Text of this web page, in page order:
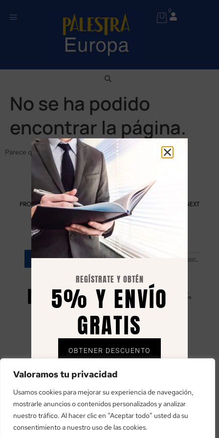
Valoramos tu privacidad
Usamos cookies para mejorar su experiencia de navegación,
mostrarle anuncios o contenidos personalizados y analizar
nuestro tráfico. Al hacer clic en “Aceptar todo” usted da su
consentimiento a nuestro uso de las cookies.
0
No se ha podido
encontrar la página.
Parece que no se ha encontrado nada en esta ubicación.
PROGRAMA KIT DIGITAL FINANCIADO POR LOS FONDOS NEXT
GENERATION DEL MECANISMO DE RECUPERACIÓN Y
RESILIENCIA
«financiado por la Unión Europea – NextGenerationEU»
«Financiado por la Unión Europea – NextGenerationEU. Sin
embargo, los puntos de vista y las opiniones expresadas son
únicamente los del autor o autores y no reflejan necesariamente
los de la Unión Europea o la Comisión Europea. Ni la Unión
Europea ni la Comisión Europea pueden ser consideradas
REGÍSTRATE Y OBTÉN
5% Y ENVÍO
GRATIS
OBTENER DESCUENTO
mediante cupón al correo registrado.